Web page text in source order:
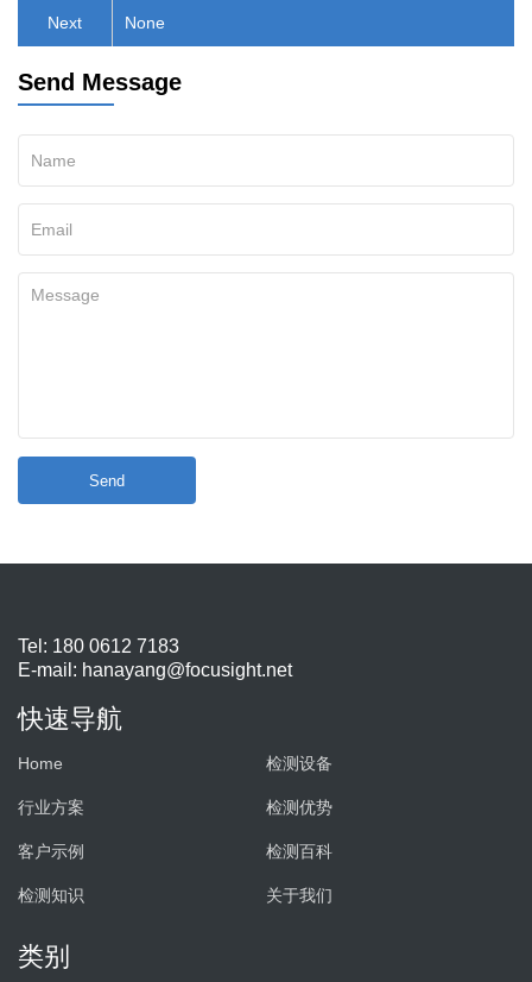
None
Next
Send Message
Send
Tel: 180 0612 7183
E-mail: hanayang@focusight.net
快速导航
Home 检测设备
行业方案 检测优势
客户示例 检测百科
检测知识 关于我们
类别